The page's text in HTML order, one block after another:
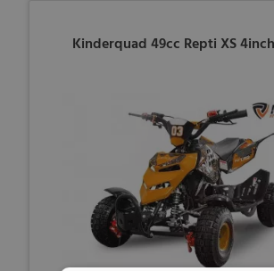
Kinderquad 49cc Repti XS